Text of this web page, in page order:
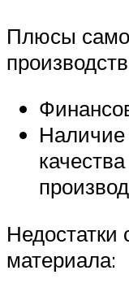
Плюсы
Наличие
Недостатки
материала: